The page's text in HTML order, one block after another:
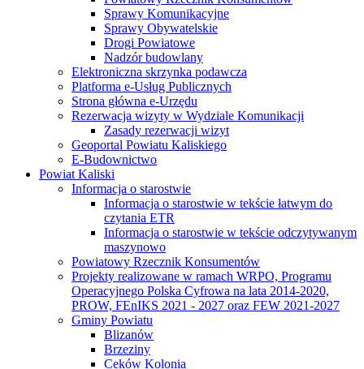
Sprawy Komunikacyjne
Sprawy Obywatelskie
Drogi Powiatowe
Nadzór budowlany
Elektroniczna skrzynka podawcza
Platforma e-Usług Publicznych
Strona główna e-Urzędu
Rezerwacja wizyty w Wydziale Komunikacji
Zasady rezerwacji wizyt
Geoportal Powiatu Kaliskiego
E-Budownictwo
Powiat Kaliski
Informacja o starostwie
Informacja o starostwie w tekście łatwym do
czytania ETR
Informacja o starostwie w tekście odczytywanym
maszynowo
Powiatowy Rzecznik Konsumentów
Projekty realizowane w ramach WRPO, Programu
Operacyjnego Polska Cyfrowa na lata 2014-2020,
PROW, FEnIKS 2021 - 2027 oraz FEW 2021-2027
Gminy Powiatu
Blizanów
Brzeziny
Ceków Kolonia